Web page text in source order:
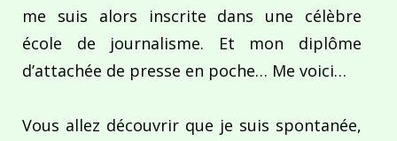
me suis alors inscrite dans une célèbre
école de journalisme. Et mon diplôme
d’attachée de presse en poche… Me voici…
Vous allez découvrir que je suis spontanée,